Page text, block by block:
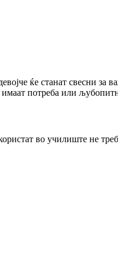
ќе станат свесни за
потреба или
во училиште не